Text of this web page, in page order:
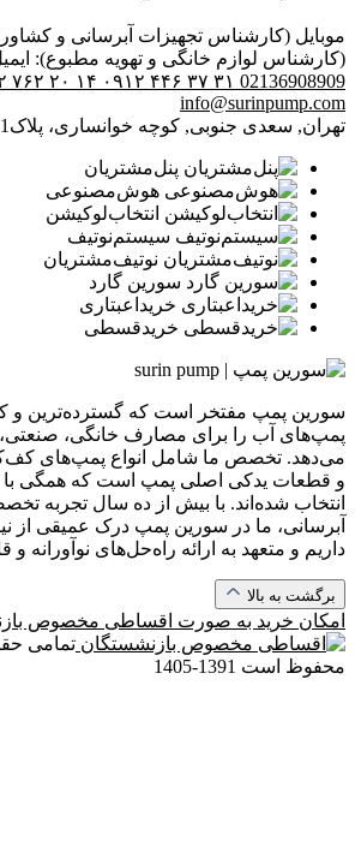
موبایل (کارشناس تجهیزات آبرسانی و
(کارشناس لوازم خانگی و تهویه مطبوع):
02136908909 ۰۹۱۲ ۴۴۶ ۳۷ ۳۱ ۰۹۱۲ ۷۶۲
info@surinpump.com
تهران, سعدی جنوبی, کوچه خوانساری، پلاک1، طبقه 1 واحد 2
پنل‌مشتریان
هوش‌مصنوعی
انتخاب‌لوکیشن
سیستم‌نوتیف
نوتیف‌مشتریان
سورین گارد
خرید‌اعبتاری
خرید‌قسطی
سورین پمپ مفتخر است که گسترده‌ترین و
پمپ‌های آب را برای مصارف خانگی، صنعتی،
می‌دهد. تخصص ما شامل انواع پمپ‌های
و قطعات یدکی اصلی پمپ است که همگی با
انتخاب شده‌اند. با بیش از ده سال تجربه
آبرسانی، ما در سورین پمپ درک عمیقی از
داریم و متعهد به ارائه راه‌حل‌های نوآورانه و
برگشت به بالا
امکان خرید به صورت اقساطی مخصوص
تمامی
محفوظ است 1391-1405